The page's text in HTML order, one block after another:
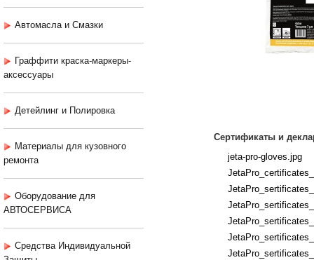
Автомасла и Смазки
Граффити краска-маркеры-
аксессуары
Детейлинг и Полировка
Материалы для кузовного
ремонта
Оборудование для
АВТОСЕРВИСА
Средства Индивидуальной
Сертификаты и
jeta-pro-gloves.jpg